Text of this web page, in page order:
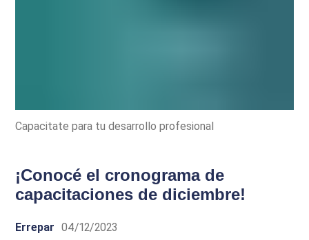
Capacitate para tu desarrollo profesional
¡Conocé el cronograma de
capacitaciones de diciembre!
Errepar 04/12/2023